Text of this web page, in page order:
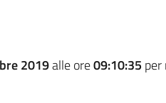
2019alle ore09:10:35 per